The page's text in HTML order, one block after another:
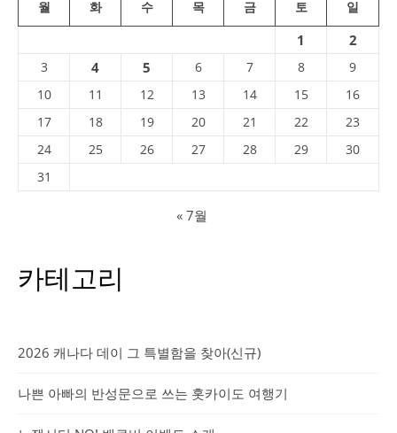
월 화 수 목 금 토 일
1 2
3 4 5 6 7 8
9
10
11 12 13 14 15
16
17
18 19 20 21 22
23
24
25 26 27 28 29
30
31
« 7월
카테고리
2026 캐나다 데이 그 특별함을 찾아(신규)
나쁜 아빠의 반성문으로 쓰는 홋카이도 여행기